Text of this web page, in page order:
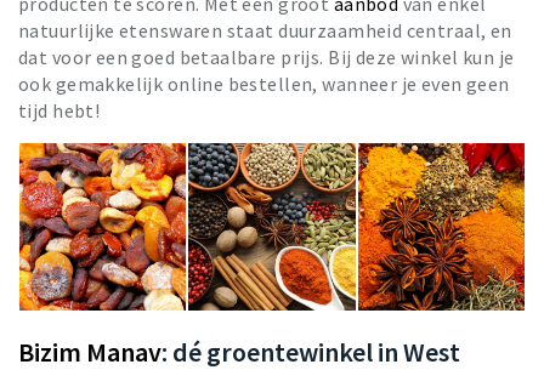
natuurlijke etenswaren staat duurzaamheid centraal, en
dat voor een goed betaalbare prijs. Bij deze winkel kun je
ook gemakkelijk online bestellen, wanneer je even geen
tijd hebt!
Bizim Manav: dé groentewinkel in West